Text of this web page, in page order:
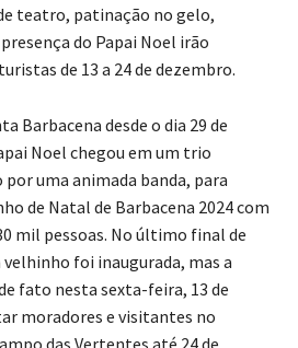
teatro, patinação no gelo,
do Papai Noel irão
de 13 a 24 de dezembro.
Barbacena desde o dia 29 de
Noel chegou em um trio
uma animada banda, para
de Natal de Barbacena 2024 com
mil pessoas. No último final de
velhinho foi inaugurada, mas a
fato nesta sexta-feira, 13 de
moradores e visitantes no